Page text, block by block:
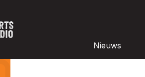
Nieuws